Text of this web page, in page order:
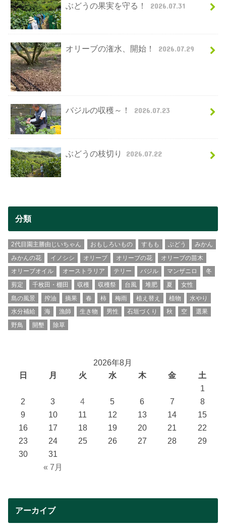
ぶどうの果実を守る！ 2026.07.31
オリーブの潅水、開始！ 2026.07.29
バジルの収穫～！ 2026.07.23
ぶどうの枝切り 2026.07.22
分類
2代目園主勝由じいちゃん おもしろいもの すもも ぶどう
みかん
みかんの花
イノシシ オリーブ オリーブの花
オリーブの苗木
オリーブオイル
オーストラリア テリー バジル マンザニロ
冬
剪定
千枚田・棚田 収穫 収穫祭 台風 堆肥 夏
女性
島の風景
搾油 摘果 春 柿 梅雨 植え替え 植物
水やり
水分補給
海 漁師 生き物 男性 石垣づくり 秋 空
選果
野鳥
開墾 除草
2026年8月
日
月 火 水 木 金 土
« 7月
1
2
3 4 5 6 7
8
9
10 11 12 13 14
15
16
17 18 19 20 21
22
23
24 25 26 27 28
29
30
31
アーカイブ